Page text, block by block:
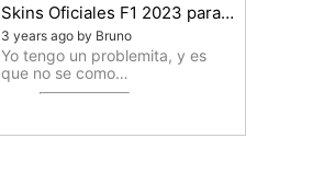
Skins Oficiales F1 2023 para…
3 years ago by Bruno
Yo tengo un problemita, y es
que no se como…